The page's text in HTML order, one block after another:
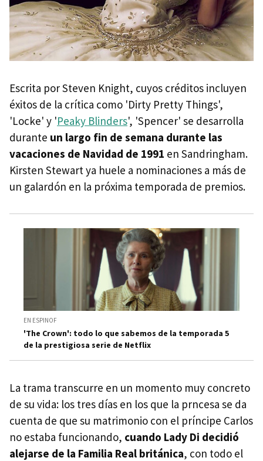
Escrita por Steven Knight, cuyos créditos incluyen
éxitos de la crítica como 'Dirty Pretty Things',
'Locke' y 'Peaky Blinders', 'Spencer' se desarrolla
durante un largo fin de semana durante las
vacaciones de Navidad de 1991 en Sandringham.
Kirsten Stewart ya huele a nominaciones a más de
un galardón en la próxima temporada de premios.
EN ESPINOF
'The Crown': todo lo que sabemos de la temporada 5
de la prestigiosa serie de Netflix
La trama transcurre en un momento muy concreto
de su vida: los tres días en los que la prncesa se da
cuenta de que su matrimonio con el príncipe Carlos
no estaba funcionando, cuando Lady Di decidió
alejarse de la Familia Real británica, con todo el